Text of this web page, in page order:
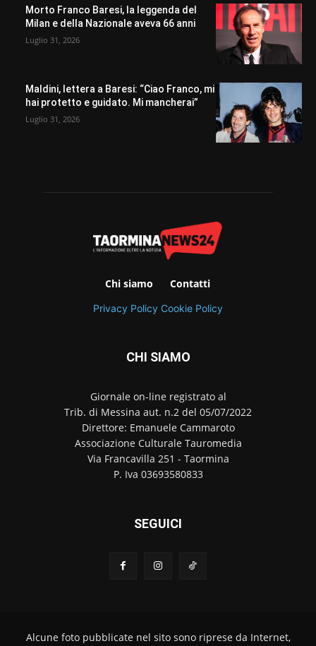
Morto Franco Baresi, la leggenda del
Milan e della Nazionale aveva 66 anni
Luglio 31, 2026
Maldini, lettera a Baresi: “Ciao Franco, mi
hai protetto e guidato. Mi mancherai”
Luglio 31, 2026
Chi siamo Contatti
Privacy Policy Cookie Policy
CHI SIAMO
Giornale on-line registrato al
Trib. di Messina aut. n.2 del 05/07/2022
Direttore: Emanuele Cammaroto
Associazione Culturale Tauromedia
Via Francavilla 251 - Taormina
P. Iva 03693580833
SEGUICI
Alcune foto pubblicate nel sito sono riprese da Internet,